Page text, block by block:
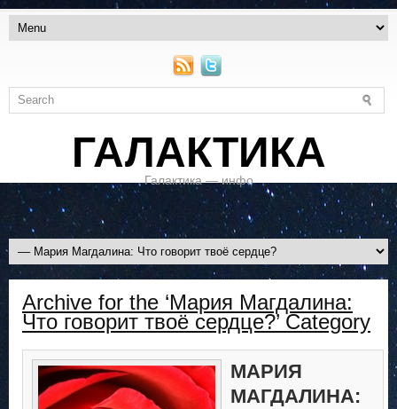
ГАЛАКТИКА
Галактика — инфо
Archive for the ‘Мария Магдалина:
Что говорит твоё сердце?’ Category
МАРИЯ
МАГДАЛИНА: